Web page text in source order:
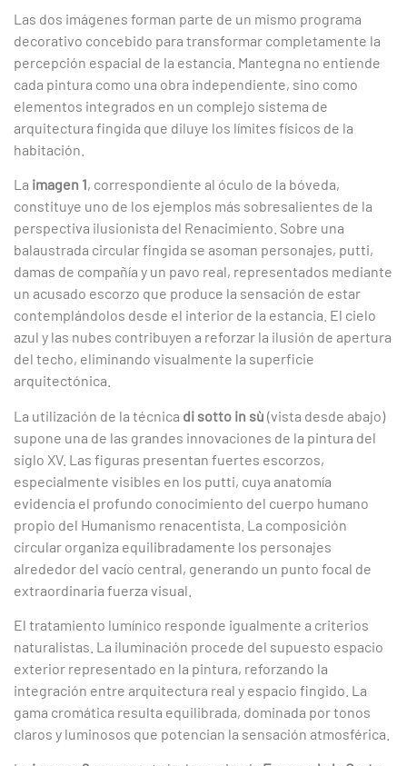
Las dos imágenes forman parte de un mismo programa
decorativo concebido para transformar completamente la
percepción espacial de la estancia. Mantegna no entiende
cada pintura como una obra independiente, sino como
elementos integrados en un complejo sistema de
arquitectura fingida que diluye los límites físicos de la
habitación.
La imagen 1, correspondiente al óculo de la bóveda,
constituye uno de los ejemplos más sobresalientes de la
perspectiva ilusionista del Renacimiento. Sobre una
balaustrada circular fingida se asoman personajes, putti,
damas de compañía y un pavo real, representados mediante
un acusado escorzo que produce la sensación de estar
contemplándolos desde el interior de la estancia. El cielo
azul y las nubes contribuyen a reforzar la ilusión de apertura
del techo, eliminando visualmente la superficie
arquitectónica.
La utilización de la técnica di sotto in sù (vista desde abajo)
supone una de las grandes innovaciones de la pintura del
siglo XV. Las figuras presentan fuertes escorzos,
especialmente visibles en los putti, cuya anatomía
evidencia el profundo conocimiento del cuerpo humano
propio del Humanismo renacentista. La composición
circular organiza equilibradamente los personajes
alrededor del vacío central, generando un punto focal de
extraordinaria fuerza visual.
El tratamiento lumínico responde igualmente a criterios
naturalistas. La iluminación procede del supuesto espacio
exterior representado en la pintura, reforzando la
integración entre arquitectura real y espacio fingido. La
gama cromática resulta equilibrada, dominada por tonos
claros y luminosos que potencian la sensación atmosférica.